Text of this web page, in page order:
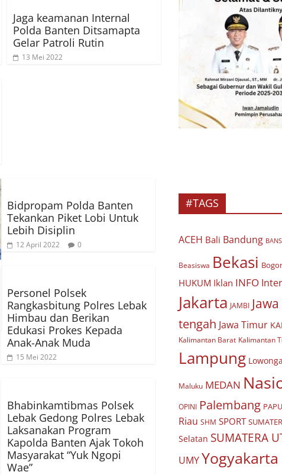
Jaga keamanan Internal
Polda Banten Ditsamapta
Gelar Patroli Rutin
13 Mei 2022
Bidpropam Polda Banten
Tekankan Piket Lobi Untuk
Lebih Disiplin
12 April 2022 0
Personel Polsek
Rangkasbitung Polres Lebak
Himbau dan Berikan
Edukasi Prokes Kepada
Anak-Anak Muda
15 Mei 2022
Bhabinkamtibmas Polsek
Lebak Gedong Polres Lebak
Laksanakan Program
Kapolda Banten Ajak Tokoh
Masyarakat “Yuk Ngopi
Wae”
#TAGS
ACEH Bali Bandung
Beasiswa Bekasi Bogor
HUKUM Iklan INFO
Jakarta JAMBI
tengah Jawa Timur
Kalimantan Barat Kalimantan
Lampung
Maluku MEDAN
OPINI Palembang
Riau SHM SPORT
Selatan SUMATERA
UMYYogyakarta